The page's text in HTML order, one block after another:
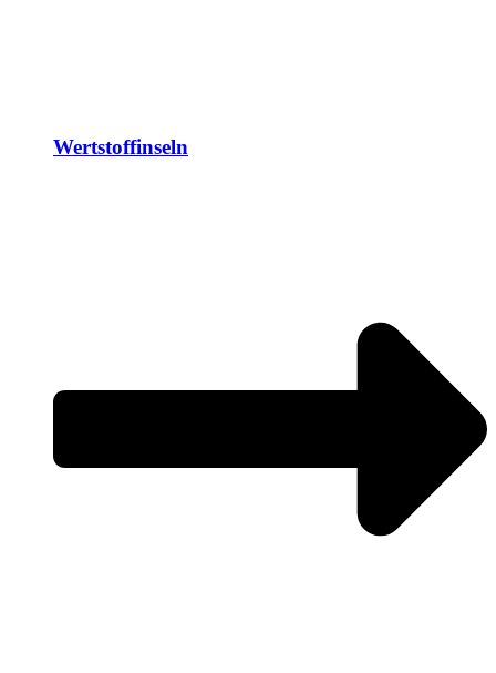
Wertstoffinseln